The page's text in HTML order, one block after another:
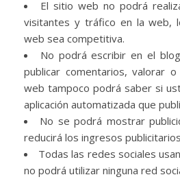
El sitio web no podrá
visitantes y tráfico en la web,
web sea competitiva.
No podrá escribir en el
publicar comentarios, valorar
web tampoco podrá saber si
aplicación automatizada que
No se podrá mostrar
reducirá los ingresos
Todas las redes sociales
no podrá utilizar ninguna red